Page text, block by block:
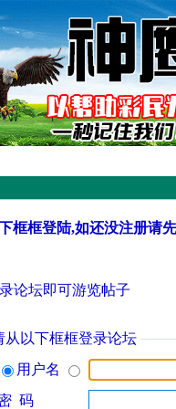
框框登陆,如还没注册请
论坛即可游览帖子
从以下框框登录论坛
用户名
码